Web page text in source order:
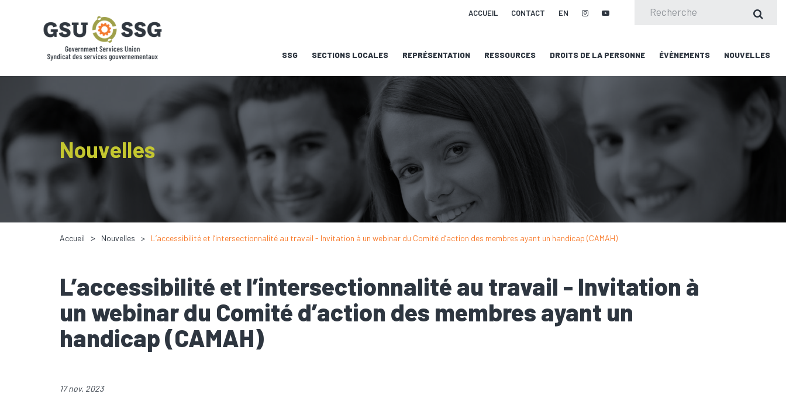
ACCUEIL CONTACT EN
SSG SECTIONS LOCALES REPRÉSENTATION RESSOURCES DROITS DE LA PERSONNE ÉVÈNEMENTS NOUVELLES
Nouvelles
Accueil Nouvelles L’accessibilité et l’intersectionnalité au travail - Invitation à un webinar du Comité d’action des membres ayant un handicap (CAMAH)
L’accessibilité et l’intersectionnalité au travail - Invitation à
un webinar du Comité d’action des membres ayant un
handicap (CAMAH)
17 nov. 2023